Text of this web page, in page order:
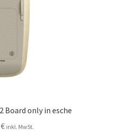
Board only in esche
€ inkl. MwSt.